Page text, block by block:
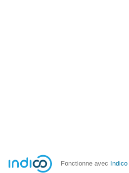
Fonctionne avec Indico